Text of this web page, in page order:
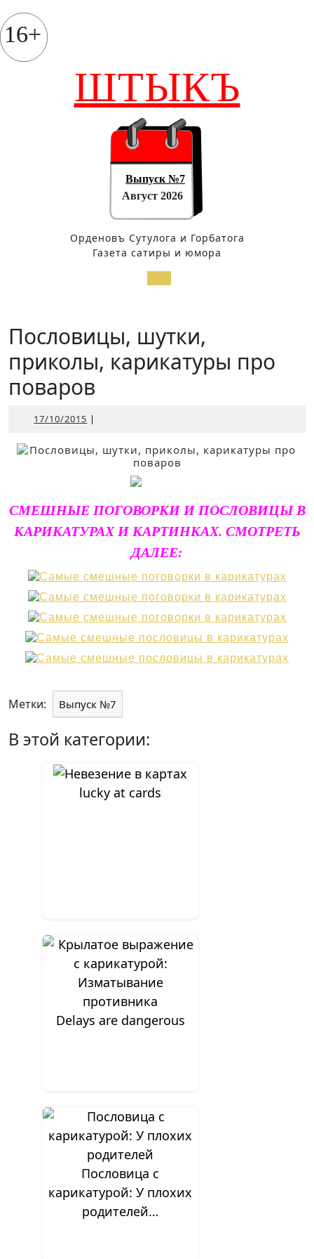
к
содержимому
16+
ШТЫКЪ
Выпуск №7
Август 2026
Орденовъ Сутулога и Горбатога
Газета сатиры и юмора
Открыть
Пословицы, шутки,
приколы, карикатуры про
поваров
17/10/2015 17/10/2015
|
СМЕШНЫЕ ПОГОВОРКИ И ПОСЛОВИЦЫ В
КАРИКАТУРАХ И КАРТИНКАХ. СМОТРЕТЬ
ДАЛЕЕ:
Метки: Выпуск №7
В этой категории:
lucky at cards
Delays are dangerous
Пословица с
карикатурой: У плохих
родителей…